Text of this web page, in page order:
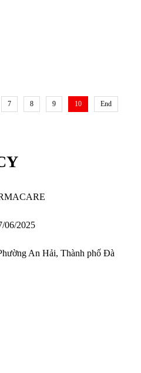
7 8 9 10 End
06/2025
An Hải, Thành phố Đà